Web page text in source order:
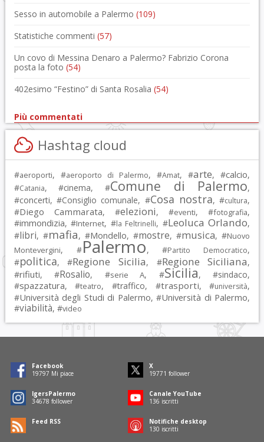
Sesso in automobile a Palermo (109)
Statistiche commenti (57)
Un covo di Messina Denaro a Palermo? Fabrizio Corona
posta la foto (54)
402esimo “Festino” di Santa Rosalia (54)
Più commentati
Hashtag cloud
#aeroporti, #aeroporto di Palermo, #Amat, #arte, #calcio,
#Catania, #cinema, #Comune di Palermo,
#concerti, #Consiglio comunale, #Cosa nostra, #cultura,
#Diego Cammarata, #elezioni, #eventi, #fotografia,
#immondizia, #Internet, #la Feltrinelli, #Leoluca Orlando,
#libri, #mafia, #Mondello, #mostre, #musica, #Nuovo
Montevergini, #Palermo, #Partito Democratico,
#politica, #Regione Sicilia, #Regione Siciliana,
#rifiuti, #Rosalio, #serie A, #Sicilia, #sindaco,
#spazzatura, #teatro, #traffico, #trasporti, #università,
#Università degli Studi di Palermo, #Università di Palermo,
#viabilità, #video
Facebook
19797 Mi piace
X
19771 follower
IgersPalermo
34678 follower
Canale YouTube
136 iscritti
Feed RSS
Notifiche desktop
130 iscritti